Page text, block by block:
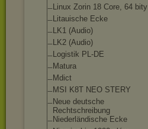
Linux Zorin 18 Core, 64 bity
Litauische Ecke
LK1 (Audio)
LK2 (Audio)
Logistik PL-DE
Matura
Mdict
MSI K8T NEO STERY
Neue deutsche
Rechtschreibung
Niederländische Ecke